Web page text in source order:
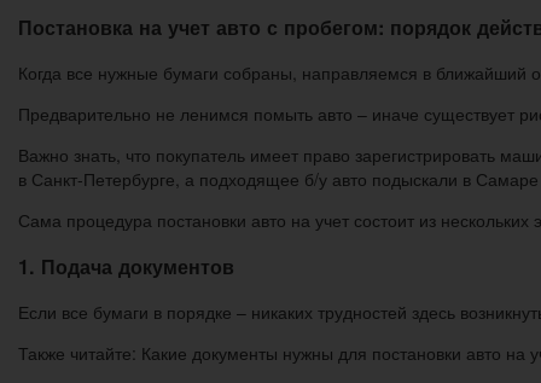
Постановка на учет авто с пробегом: порядок
Когда все нужные бумаги собраны, направляемся в
Предварительно не ленимся помыть авто – иначе существует
Важно знать, что покупатель имеет право зарегистрировать
в Санкт-Петербурге, а подходящее б/у авто подыскали в
Сама процедура постановки авто на учет состоит из нескольких
1. Подача документов
Если все бумаги в порядке – никаких трудностей здесь
Также читайте: Какие документы нужны для постановки авто на